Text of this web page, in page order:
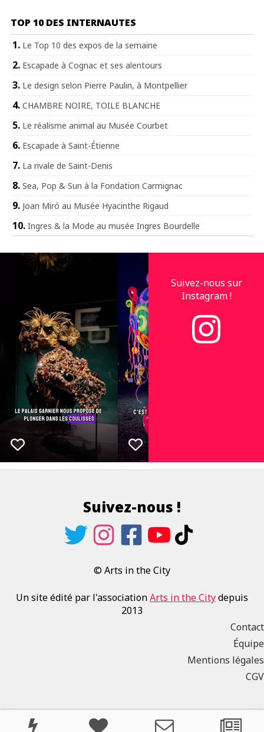
TOP 10 DES INTERNAUTES
Le Top 10 des expos de la semaine
Escapade à Cognac et ses alentours
Le design selon Pierre Paulin, à Montpellier
CHAMBRE NOIRE, TOILE BLANCHE
Le réalisme animal au Musée Courbet
Escapade à Saint-Étienne
La rivale de Saint-Denis
Sea, Pop & Sun à la Fondation Carmignac
Joan Miró au Musée Hyacinthe Rigaud
Ingres & la Mode au musée Ingres Bourdelle
Suivez-nous sur
Instagram !
Suivez-nous !
© Arts in the City
Un site édité par l'associationArts in the Citydepuis
2013
Contact
Équipe
Mentions légales
CGV